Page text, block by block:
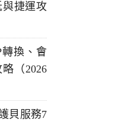
捷運攻
轉換、會
（2026
貝服務7